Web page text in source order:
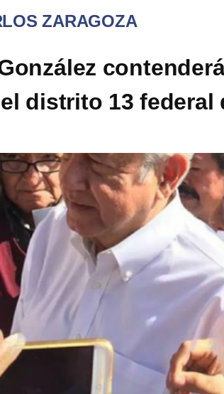
ZARAGOZA
distrito 13 federal